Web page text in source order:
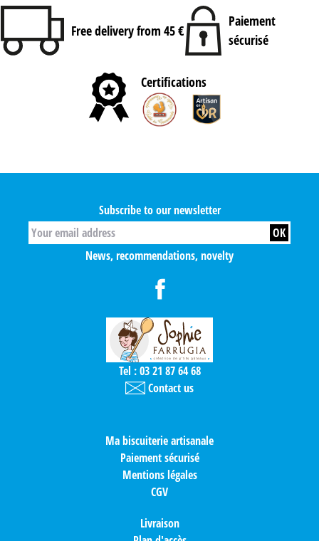
Free delivery from 45 €
Paiement
sécurisé
Certifications
Tel : 03 21 87 64 68
Contact us
Ma biscuiterie artisanale
Paiement sécurisé
Mentions légales
CGV
Livraison
Subscribe to our newsletter
News, recommendations, novelty